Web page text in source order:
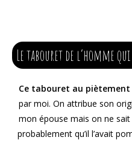
Le tabouret de l’homme
Ce tabouret au piètement
par moi. On attribue son
mon épouse mais on ne sait
probablement qu’il l’avait